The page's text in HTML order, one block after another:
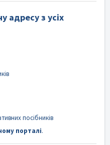
адресу з усіх
посібників
порталі.